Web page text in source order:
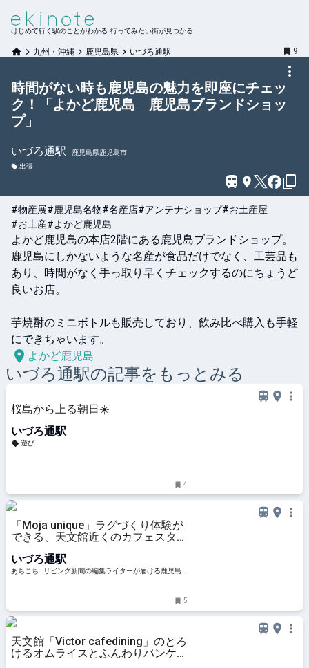
はじめて行く駅のことがわかる 行ってみたい街が見つかる
九州・沖縄 鹿児島県 いづろ通駅 9
時間がない時も鹿児島の魅力を即座にチェッ
ク！「よかど鹿児島 鹿児島ブランドショッ
プ」
いづろ通駅
鹿児島県鹿児島市
出張
#物産展#鹿児島名物#名産店#アンテナショップ#お土産屋
#お土産#よかど鹿児島
よかど鹿児島の本店2階にある鹿児島ブランドショップ。
鹿児島にしかないような名産が食品だけでなく、工芸品も
あり、時間がなく手っ取り早くチェックするのにちょうど
良いお店。
芋焼酎のミニボトルも販売しており、飲み比べ購入も手軽
にできちゃいます。
よかど鹿児島
いづろ通駅の記事をもっとみる
桜島から上る朝日☀️
いづろ通駅
遊び
4
「Moja unique」ラグづくり体験が
できる、天文館近くのカフェスタン
ライターが届ける鹿児島のおでかけ
情報
いづろ通駅
あちこち | リビング新聞の編集ライターが届ける鹿児島
5
天文館「Victor cafedining」のとろ
けるオムライスとふんわりパンケー